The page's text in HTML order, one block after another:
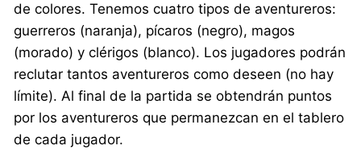
de colores. Tenemos cuatro tipos de aventureros:
guerreros (naranja), pícaros (negro), magos
(morado) y clérigos (blanco). Los jugadores podrán
reclutar tantos aventureros como deseen (no hay
límite). Al final de la partida se obtendrán puntos
por los aventureros que permanezcan en el tablero
de cada jugador.